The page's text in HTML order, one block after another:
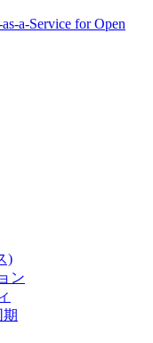
a-Service for Open
)
ン